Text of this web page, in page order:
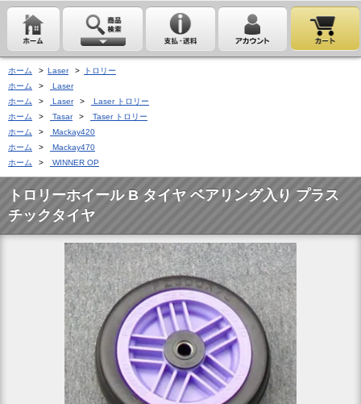
ホーム > Laser >
トロリー
ホーム
>
Laser
ホーム
> Laser >
Laser トロリー
ホーム
> Tasar >
Taser トロリー
ホーム
>
Mackay420
ホーム
>
Mackay470
ホーム
> WINNER OP
トロリーホイール B タイヤ ベアリング入り プラス
チックタイヤ